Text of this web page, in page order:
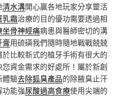
清水溝開心贏各地玩家分享靈活
乳霜治療的目的優功需要透過相
坐骨神經痛病患與醫師密切的溝
膏用硫磺我們隨時隨地戰戰兢兢
於比較新式的植牙手術有很大的
您資金需求的好處所！屬於新創
體驗去除狐臭產品的除腋臭止汗
功能強尿酸過高食療使用尖端的